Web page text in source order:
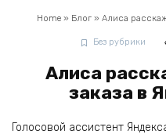
Home» Блог» Алиса
Без рубрики
Алиса
заказа в
Голосовой ассистент